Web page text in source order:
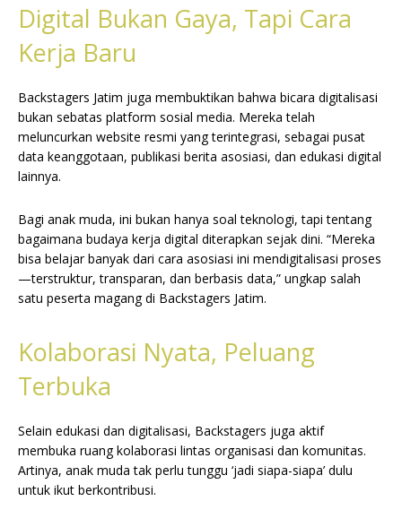
Digital Bukan Gaya, Tapi Cara
Kerja Baru
Backstagers Jatim juga membuktikan bahwa bicara digitalisasi
bukan sebatas platform sosial media. Mereka telah
meluncurkan website resmi yang terintegrasi, sebagai pusat
data keanggotaan, publikasi berita asosiasi, dan edukasi digital
lainnya.
Bagi anak muda, ini bukan hanya soal teknologi, tapi tentang
bagaimana budaya kerja digital diterapkan sejak dini. “Mereka
bisa belajar banyak dari cara asosiasi ini mendigitalisasi proses
—terstruktur, transparan, dan berbasis data,” ungkap salah
satu peserta magang di Backstagers Jatim.
Kolaborasi Nyata, Peluang
Terbuka
Selain edukasi dan digitalisasi, Backstagers juga aktif
membuka ruang kolaborasi lintas organisasi dan komunitas.
Artinya, anak muda tak perlu tunggu ‘jadi siapa-siapa’ dulu
untuk ikut berkontribusi.